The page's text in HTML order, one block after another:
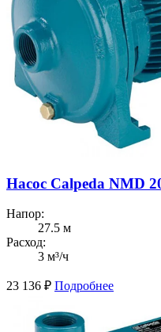
Насос Calpeda NMD
Напор:
27.5 м
Расход:
3 м³/ч
23 136 ₽ Подробнее